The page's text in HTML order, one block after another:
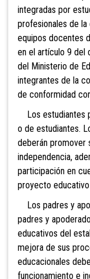
integradas por
profesionales de
equipos docentes
en el artículo 9 del
del Ministerio de
integrantes de la
de conformidad
Los estudiantes
o de estudiantes.
deberán promover
independencia,
participación en
proyecto
Los padres y
padres y
educativos del
mejora de sus
educacionales
funcionamiento e